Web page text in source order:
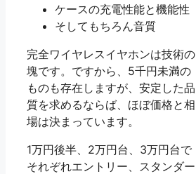
ケースの充電性能と機能性
そしてもちろん音質
完全ワイヤレスイヤホンは技術の
塊です。ですから、5千円未満の
ものも存在しますが、安定した品
質を求めるならば、ほぼ価格と相
場は決まっています。
1万円後半、2万円台、3万円台で
それぞれエントリー、スタンダー